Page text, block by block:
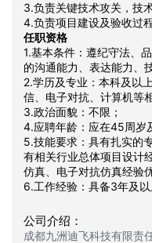
3.负责关键技术攻关，技
4.负责项目建设及验收过程
任职资格
1.基本条件：遵纪守法、
的沟通能力、表达能力、
2.学历及专业：本科及以
信、电子对抗、计算机等
3.政治面貌：不限；
4.应聘年龄：应在45周岁
5.技能要求：具有扎实的
有相关行业总体项目设计
仿真、电子对抗仿真经验
6.工作经验：具备3年及以
公司介绍：
成都九洲迪飞科技有限责